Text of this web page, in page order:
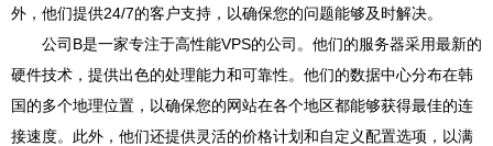
外，他们提供24/7的客户支持，以确保您的问题能够及时解决。
公司B是一家专注于高性能VPS的公司。他们的服务器采用最新的
硬件技术，提供出色的处理能力和可靠性。他们的数据中心分布在韩
国的多个地理位置，以确保您的网站在各个地区都能够获得最佳的连
接速度。此外，他们还提供灵活的价格计划和自定义配置选项，以满